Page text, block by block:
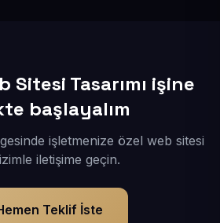
Sitesi Tasarımı işine
başlayalım
işletmenize özel web sitesi
iletişime geçin.
Teklif İste